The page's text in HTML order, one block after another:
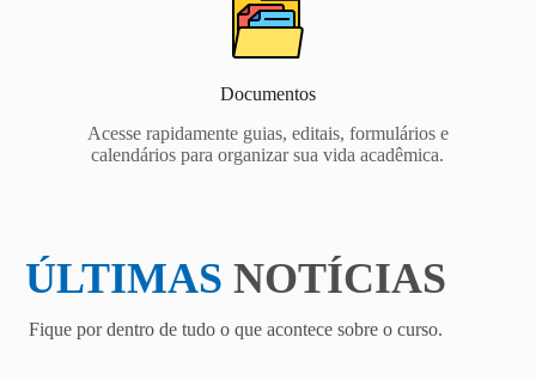
Documentos
Acesse rapidamente guias, editais, formulários e
calendários para organizar sua vida acadêmica.
ÚLTIMAS NOTÍCIAS
Fique por dentro de tudo o que acontece sobre o curso.